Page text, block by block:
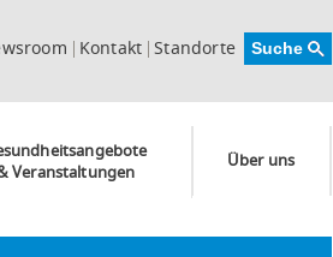
Kontakt Standorte
Veranstaltungen
Über uns